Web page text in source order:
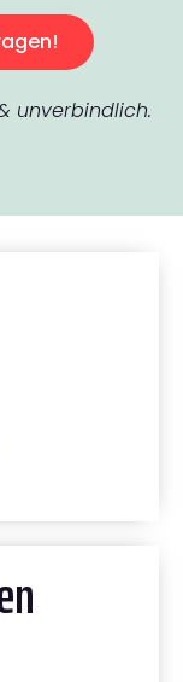
unverbindlich.